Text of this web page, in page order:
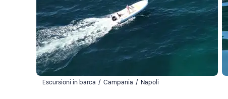
Escursioni in barca / Campania / Napoli